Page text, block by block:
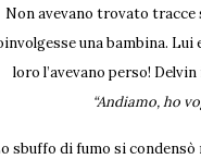
Non avevano trovato tracce
una bambina.
loro l’avevano perso!
“Andiamo, ho
sbuffo di fumo si